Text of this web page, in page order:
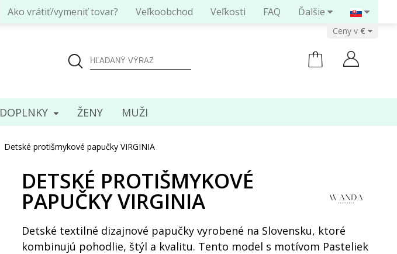
Ako vrátiť/vymeniť tovar? Veľkoobchod Veľkosti FAQ Ďalšie
Ceny v
DOPLNKY ENY MUŽI
Detské protišmykové papučky VIRGINIA
DETSKÉ PROTIŠMYKOVÉ
PAPUČKY VIRGINIA
Detské textilné dizajnové papučky vyrobené na Slovensku, ktoré
kombinujú pohodlie, štýl a kvalitu. Tento model s motívom Pasteliek